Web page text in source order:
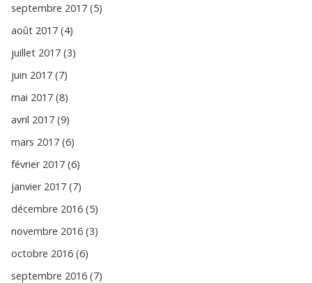
septembre 2017 (5)
août 2017 (4)
juillet 2017 (3)
juin 2017 (7)
mai 2017 (8)
avril 2017 (9)
mars 2017 (6)
février 2017 (6)
janvier 2017 (7)
décembre 2016 (5)
novembre 2016 (3)
octobre 2016 (6)
septembre 2016 (7)